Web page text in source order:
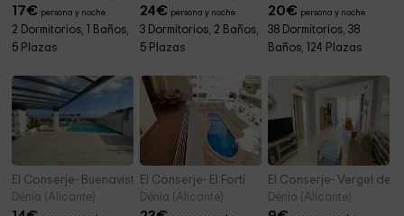
17€ persona y noche
2 Dormitorios, 1 Baños,
5 Plazas
24€ persona y noche
3 Dormitorios, 2 Baños,
5 Plazas
20€ persona y noche
38 Dormitorios, 38
Baños, 124 Plazas
El Conserje- Buenavista
Dénia (Alicante)
El Conserje- El Fortí
Dénia (Alicante)
El Conserje- Vergel de
Dénia (Alicante)